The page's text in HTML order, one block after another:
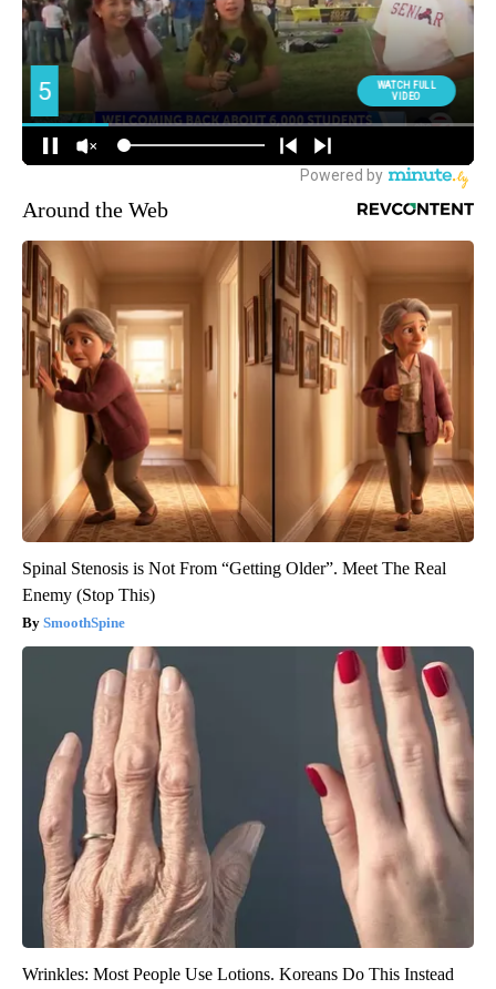
Around the Web
Spinal Stenosis is Not From “Getting Older”. Meet The Real
Enemy (Stop This)
SmoothSpine
Wrinkles: Most People Use Lotions. Koreans Do This Instead